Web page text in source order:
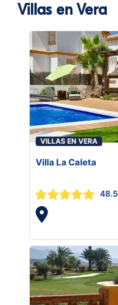
Villas en Vera
VILLAS EN VERA
Villa La Caleta
48.5